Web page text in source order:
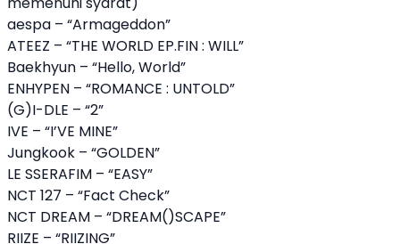
aespa – “Armageddon”
ATEEZ – “THE WORLD EP.FIN : WILL”
Baekhyun – “Hello, World”
ENHYPEN – “ROMANCE : UNTOLD”
(G)I-DLE – “2”
IVE – “I’VE MINE”
Jungkook – “GOLDEN”
LE SSERAFIM – “EASY”
NCT 127 – “Fact Check”
NCT DREAM – “DREAM()SCAPE”
RIIZE – “RIIZING”